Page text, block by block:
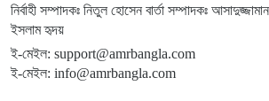
নির্বাহী সম্পাদকঃ নিতুল হোসেন বার্তা সম্পাদকঃ
ইসলাম হৃদয়
ই-মেইল: support@amrbangla.com
ই-মেইল: info@amrbangla.com